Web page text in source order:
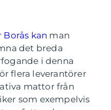
kan man
det breda
i denna
flera leverantörer
mattor från
som exempelvis